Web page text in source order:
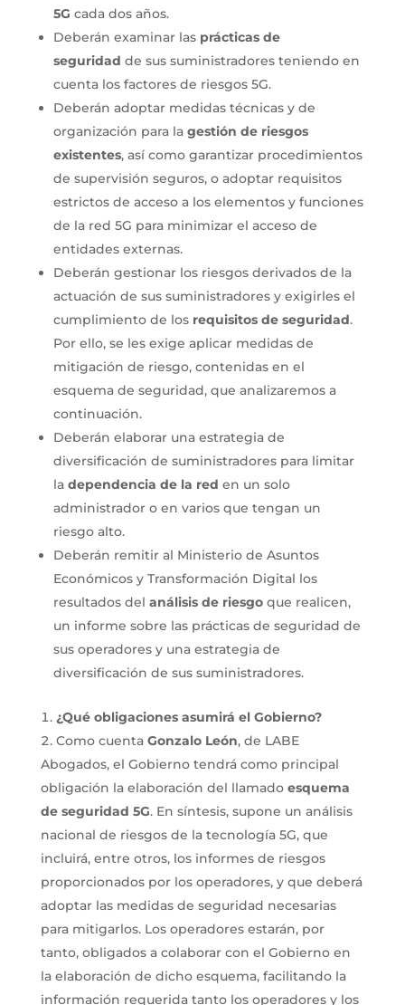
5G cada dos años.
Deberán examinar las prácticas de
seguridad de sus suministradores teniendo en
cuenta los factores de riesgos 5G.
Deberán adoptar medidas técnicas y de
organización para la gestión de riesgos
existentes, así como garantizar procedimientos
de supervisión seguros, o adoptar requisitos
estrictos de acceso a los elementos y funciones
de la red 5G para minimizar el acceso de
entidades externas.
Deberán gestionar los riesgos derivados de la
actuación de sus suministradores y exigirles el
cumplimiento de los requisitos de seguridad.
Por ello, se les exige aplicar medidas de
mitigación de riesgo, contenidas en el
esquema de seguridad, que analizaremos a
continuación.
Deberán elaborar una estrategia de
diversificación de suministradores para limitar
la dependencia de la red en un solo
administrador o en varios que tengan un
riesgo alto.
Deberán remitir al Ministerio de Asuntos
Económicos y Transformación Digital los
resultados del análisis de riesgoque realicen,
un informe sobre las prácticas de seguridad de
sus operadores y una estrategia de
diversificación de sus suministradores.
¿Qué obligaciones asumirá el Gobierno?
Como cuenta Gonzalo León, de LABE
Abogados, el Gobierno tendrá como principal
obligación la elaboración del llamado esquema
de seguridad 5G. En síntesis, supone un análisis
nacional de riesgos de la tecnología 5G, que
incluirá, entre otros, los informes de riesgos
proporcionados por los operadores, y que deberá
adoptar las medidas de seguridad necesarias
para mitigarlos. Los operadores estarán, por
tanto, obligados a colaborar con el Gobierno en
la elaboración de dicho esquema, facilitando la
información requerida tanto los operadores y los